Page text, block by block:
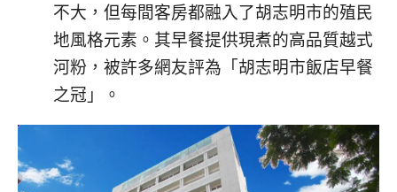
不大，但每間客房都融入了胡志明市的殖民
地風格元素。其早餐提供現煮的高品質越式
河粉，被許多網友評為「胡志明市飯店早餐
之冠」。